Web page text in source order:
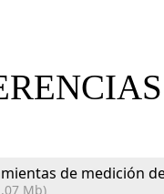
de medición
Mb)